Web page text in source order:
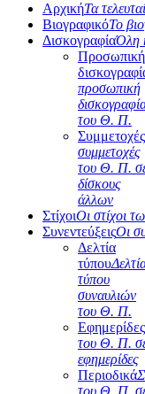
ΑρχικήΤα
ΒιογραφικόΤο
ΔισκογραφίαΌλη
Προσωπική
προσωπική
του Θ. Π.
Συμμετοχές
συμμετοχές
του Θ. Π.
δίσκους
άλλων
ΣτίχοιΟι στίχοι
ΣυνεντεύξειςΟι
Δελτία
τύπου
τύπου
συναυλιών
του Θ. Π.
Εφημερίδες
του Θ. Π.
εφημερίδες
Περιοδικά